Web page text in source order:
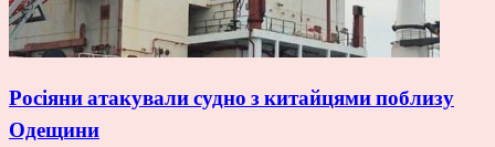
Росіяни атакували судно з китайцями поблизу
Одещини